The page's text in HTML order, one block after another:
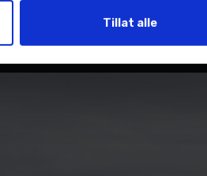
Tillat alle
i sosiale medier.